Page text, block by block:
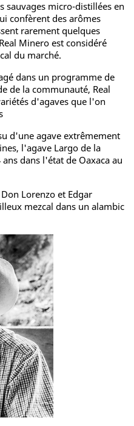
sauvages micro-distillées en
confèrent des arômes
rarement quelques
Minero est considéré
du marché.
dans un programme de
de la communauté, Real
d'agaves que l'on
d'une agave extrêmement
l'agave Largo de la
dans l'état de Oaxaca au
Lorenzo et Edgar
mezcal dans un alambic